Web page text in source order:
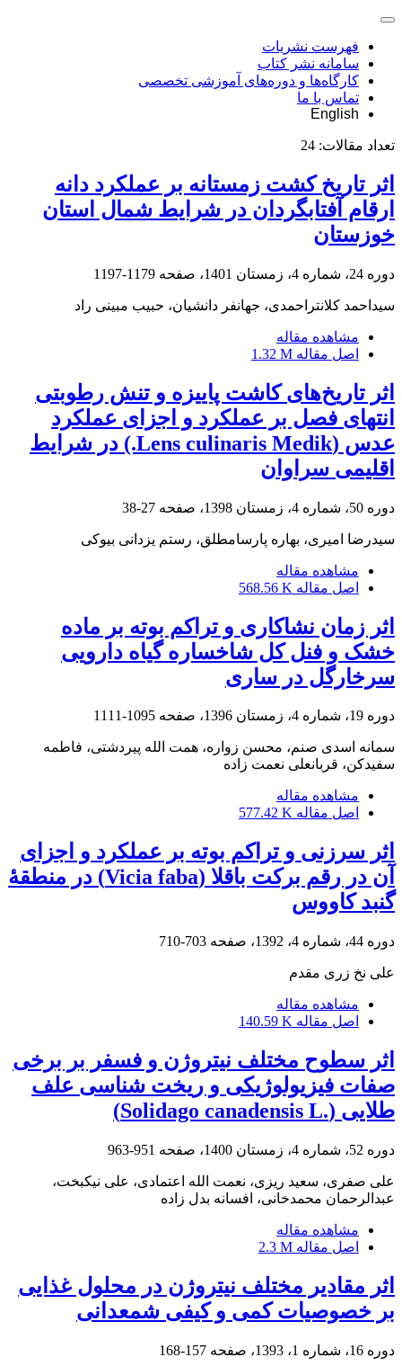
فهرست نشریات
سامانه نشر کتاب
کارگاه‌ها و دوره‌های آموزشی تخصصی
تماس با ما
English
تعداد مقالات: 24
اثر تاریخ کشت زمستانه بر عملکرد دانه
ارقام آفتابگردان در شرایط شمال استان
خوزستان
دوره 24، شماره 4، زمستان 1401، صفحه 1179-1197
سیداحمد کلانتراحمدی، جهانفر دانشیان، حبیب مبینی راد
مشاهده مقاله
اصل مقاله 1.32 M
اثر تاریخ‌های کاشت پاییزه و تنش رطوبتی
انتهای فصل بر عملکرد و اجزای عملکرد
عدس (Lens culinaris Medik.) در شرایط
اقلیمی سراوان
دوره 50، شماره 4، زمستان 1398، صفحه 27-38
سیدرضا امیری، بهاره پارسامطلق، رستم یزدانی بیوکی
مشاهده مقاله
اصل مقاله 568.56 K
اثر زمان نشاکاری و تراکم بوته بر ماده
خشک و فنل کل شاخساره گیاه دارویی
سرخارگل در ساری
دوره 19، شماره 4، زمستان 1396، صفحه 1095-1111
سمانه اسدی صنم، محسن زواره، همت الله پیردشتی، فاطمه
سفیدکن، قربانعلی نعمت زاده
مشاهده مقاله
اصل مقاله 577.42 K
اثر سرزنی و تراکم بوته بر عملکرد و اجزای
آن در رقم برکت باقلا (Vicia faba) در منطقۀ
گنبد کاووس
دوره 44، شماره 4، 1392، صفحه 703-710
علی نخ زری مقدم
مشاهده مقاله
اصل مقاله 140.59 K
اثر سطوح مختلف نیتروژن و فسفر بر برخی
صفات فیزیولوژیکی و ریخت شناسی علف
طلایی ‏(‏Solidago canadensis L.‎‏)‏
دوره 52، شماره 4، زمستان 1400، صفحه 951-963
علی صفری، سعید ریزی، نعمت الله اعتمادی، علی نیکبخت،
عبدالرحمان محمدخانی، افسانه بدل زاده
مشاهده مقاله
اصل مقاله 2.3 M
اثر مقادیر مختلف نیتروژن در محلول غذایی
بر خصوصیات کمی و کیفی شمعدانی
دوره 16، شماره 1، 1393، صفحه 157-168